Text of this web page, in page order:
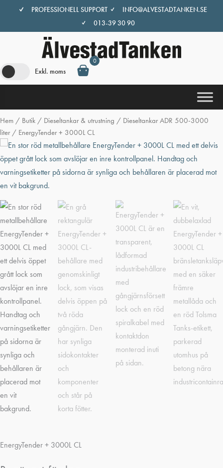
innehåll
PROFESSIONELL SUPPORT
INFO@ALVESTADTANKEN.SE
013-39 30 90
Exkl. moms
0
Hem / Butik / Dieseltankar & utrustning / Dieseltankar ADR 500-3000
liter/ EnergyTender + 3000L CL
EnergyTender + 3000L CL